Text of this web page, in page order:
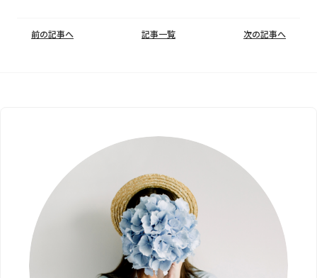
前の記事へ 記事一覧 次の記事へ